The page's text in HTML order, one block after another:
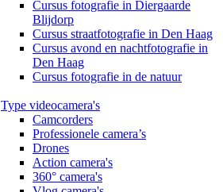
Cursus fotografie in Diergaarde
Blijdorp
Cursus straatfotografie in Den Haag
Cursus avond en nachtfotografie in
Den Haag
Cursus fotografie in de natuur
Type videocamera's
Camcorders
Professionele camera’s
Drones
Action camera's
360° camera's